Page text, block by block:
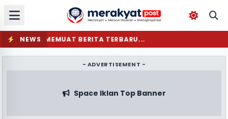
NEWS MEMUAT BERITA TERBARU...
- ADVERTISEMENT -
Space Iklan Top Banner